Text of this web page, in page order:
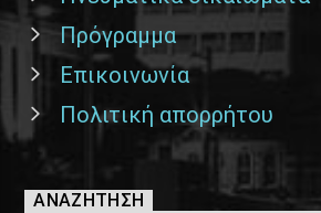
Πρόγραμμα
Επικοινωνία
Πολιτική απορρήτου
ΑΝΑΖΉΤΗΣΗ